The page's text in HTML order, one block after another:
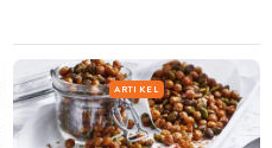
ARTIKEL